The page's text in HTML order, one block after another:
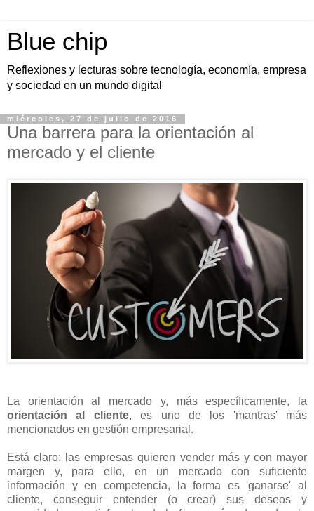
Blue chip
Reflexiones y lecturas sobre tecnología, economía, empresa
y sociedad en un mundo digital
miércoles, 27 de julio de 2016
Una barrera para la orientación al
mercado y el cliente
La orientación al mercado y, más específicamente, la
orientación al cliente, es uno de los 'mantras' más
mencionados en gestión empresarial.
Está claro: las empresas quieren vender más y con mayor
margen y, para ello, en un mercado con suficiente
información y en competencia, la forma es 'ganarse' al
cliente, conseguir entender (o crear) sus deseos y